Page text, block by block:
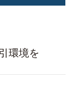
環境を